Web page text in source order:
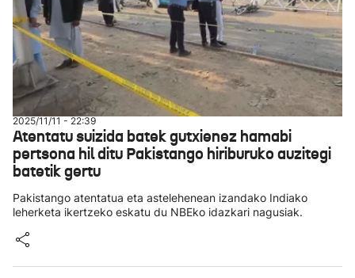
2025/11/11 - 22:39
Atentatu suizida batek gutxienez hamabi
pertsona hil ditu Pakistango hiriburuko auzitegi
batetik gertu
Pakistango atentatua eta astelehenean izandako Indiako
leherketa ikertzeko eskatu du NBEko idazkari nagusiak.